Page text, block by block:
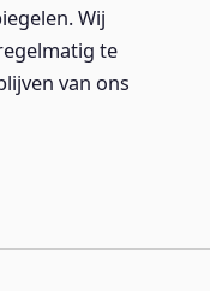
Wij
te
van ons